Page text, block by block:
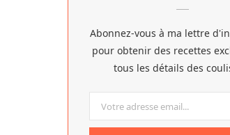
Abonnez-vous à ma lettre
pour obtenir des recettes
tous les détails des